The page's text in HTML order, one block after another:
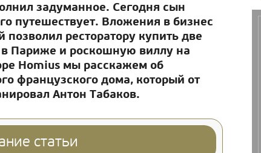
задуманное. Сегодня сын
путешествует. Вложения в бизнес
ресторатору купить две
Париже и роскошную виллу на
Homius мы расскажем об
французского дома, который от
Антон Табаков.
статьи